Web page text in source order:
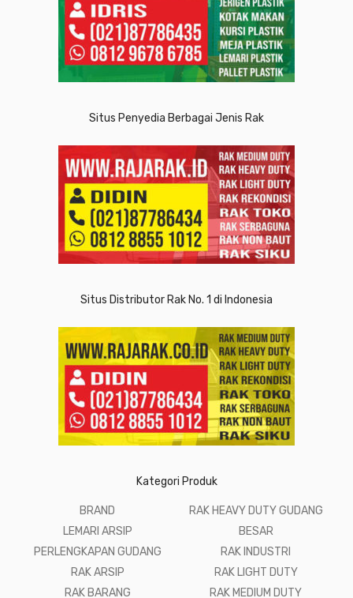
Situs Penyedia Berbagai Jenis Rak
Situs Distributor Rak No. 1 di Indonesia
Kategori Produk
BRAND
LEMARI ARSIP
PERLENGKAPAN GUDANG
RAK ARSIP
RAK BARANG
RAK HEAVY DUTY GUDANG
BESAR
RAK INDUSTRI
RAK LIGHT DUTY
RAK MEDIUM DUTY